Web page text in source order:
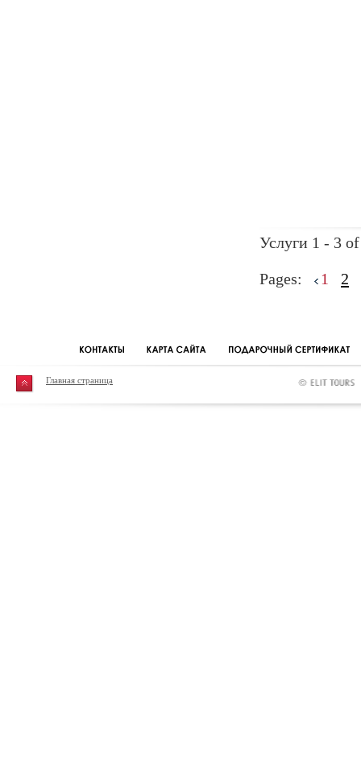
Услуги 1 - 3
Pages: 1 2
Главная страница